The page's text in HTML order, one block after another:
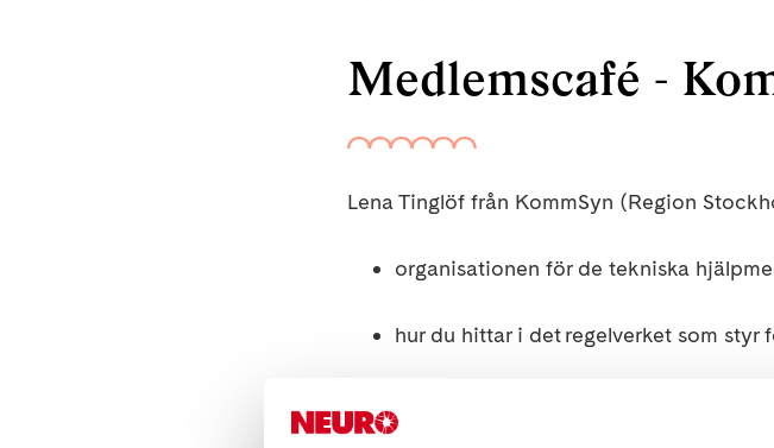
Medlemscafé -
Lena Tinglöf från KommSyn (Region
organisationen för de tekniska
hur du hittar i det regelverket som
produktspecifikationer